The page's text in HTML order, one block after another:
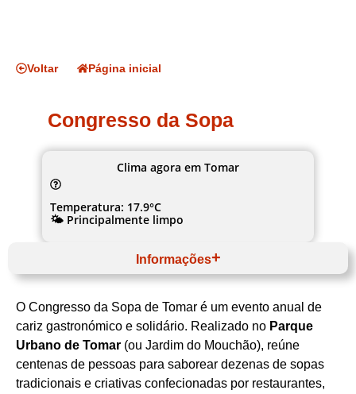
Voltar Página inicial
Congresso da Sopa
O Congresso da Sopa de Tomar é um evento anual de
cariz gastronómico e solidário. Realizado no Parque
Urbano de Tomar (ou Jardim do Mouchão), reúne
centenas de pessoas para saborear dezenas de sopas
tradicionais e criativas confecionadas por restaurantes,
Clima agora em Tomar
Temperatura: 17.9°C
🌤️ Principalmente limpo
Informações
Centro
Médio Tejo
Tomar
Município de Tomar
Gastronomia Tradicional